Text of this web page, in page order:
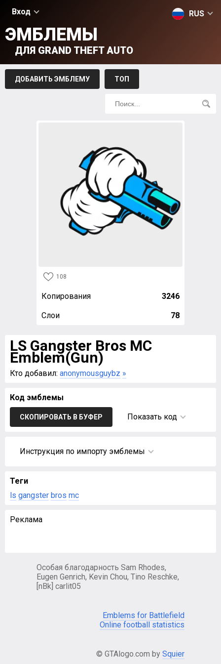
Вход RUS
ЭМБЛЕМЫ
ДЛЯ GRAND THEFT AUTO
ДОБАВИТЬ ЭМБЛЕМУ ТОП
108
Копирования 3246
Слои 78
LS Gangster Bros MC
Emblem(Gun)
Кто добавил: anonymousguybz »
Код эмблемы
СКОПИРОВАТЬ В БУФЕР Показать код
Инструкция по импорту эмблемы
Теги
ls gangster bros mc
Реклама
Особая благодарность Sam Rhodes,
Eugen Genrich, Kevin Chou, Tino Reschke,
[nBk] carlit05
Emblems for Battlefield
Online football statistics
© GTAlogo.com by Squier